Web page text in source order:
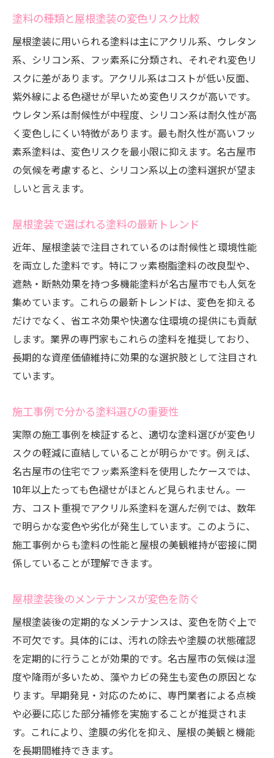
塗料の種類と屋根塗装の変色リスク比較
屋根塗装に用いられる塗料は主にアクリル系、ウレタン
系、シリコン系、フッ素系に分類され、それぞれ変色リ
スクに差があります。アクリル系はコストが低い反面、
紫外線による色褪せが早いため変色リスクが高いです。
ウレタン系は耐候性が中程度、シリコン系は耐久性が高
く変色しにくい特徴があります。最も耐久性が高いフッ
素系塗料は、変色リスクを最小限に抑えます。名古屋市
の気候を考慮すると、シリコン系以上の塗料選択が望ま
しいと言えます。
屋根塗装で選ばれる塗料の最新トレンド
近年、屋根塗装で注目されているのは耐候性と環境性能
を両立した塗料です。特にフッ素樹脂塗料の改良型や、
遮熱・断熱効果を持つ多機能塗料が名古屋市でも人気を
集めています。これらの最新トレンドは、変色を抑える
だけでなく、省エネ効果や快適な住環境の提供にも貢献
します。業界の専門家もこれらの塗料を推奨しており、
長期的な資産価値維持に効果的な選択肢として注目され
ています。
施工事例で分かる塗料選びの重要性
実際の施工事例を検証すると、適切な塗料選びが変色リ
スクの軽減に直結していることが明らかです。例えば、
名古屋市の住宅でフッ素系塗料を使用したケースでは、
10年以上たっても色褪せがほとんど見られません。一
方、コスト重視でアクリル系塗料を選んだ例では、数年
で明らかな変色や劣化が発生しています。このように、
施工事例からも塗料の性能と屋根の美観維持が密接に関
係していることが理解できます。
屋根塗装後のメンテナンスが変色を防ぐ
屋根塗装後の定期的なメンテナンスは、変色を防ぐ上で
不可欠です。具体的には、汚れの除去や塗膜の状態確認
を定期的に行うことが効果的です。名古屋市の気候は湿
度や降雨が多いため、藻やカビの発生も変色の原因とな
ります。早期発見・対応のために、専門業者による点検
や必要に応じた部分補修を実施することが推奨されま
す。これにより、塗膜の劣化を抑え、屋根の美観と機能
を長期間維持できます。